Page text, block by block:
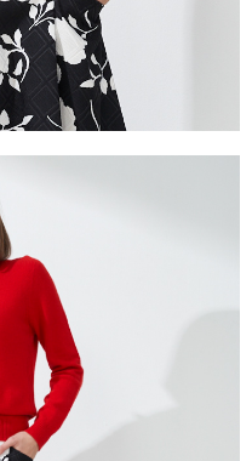
別帳號之用戶狀況，依本公司即
足之情形，本公司將視審查結果
註冊。若發現惡意使用之情形，
使用額度並採取法律行動。